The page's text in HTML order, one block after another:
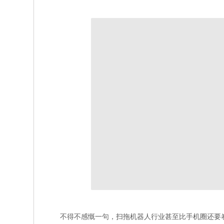
不得不感慨一句，扫拖机器人行业甚至比手机圈还要